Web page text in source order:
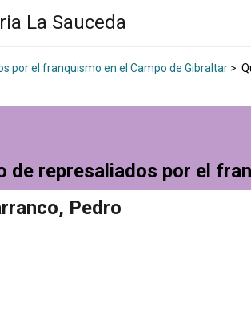
La Sauceda
por el franquismo en el Campo de Gibraltar >
de represaliados por el
Pedro